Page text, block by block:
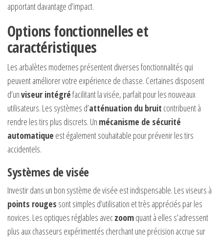
apportant davantage d’impact.
Options fonctionnelles et
caractéristiques
Les arbalètes modernes présentent diverses fonctionnalités qui
peuvent améliorer votre expérience de chasse. Certaines disposent
d’unviseur intégréfacilitant la visée, parfait pour les nouveaux
utilisateurs. Les systèmes d’atténuation du bruit contribuent à
rendre les tirs plus discrets. Un mécanisme de sécurité
automatique est également souhaitable pour prévenir les tirs
accidentels.
Systèmes de visée
Investir dans un bon système de visée est indispensable. Les viseurs à
points rouges sont simples d’utilisation et très appréciés par les
novices. Les optiques réglables aveczoomquant à elles s’adressent
plus aux chasseurs expérimentés cherchant une précision accrue sur